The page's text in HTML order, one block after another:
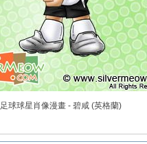
足球球星肖像漫畫 - 碧咸 (英格蘭)